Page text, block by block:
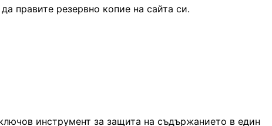
правите резервно копие на сайта си.
инструмент за защита на съдържанието в един